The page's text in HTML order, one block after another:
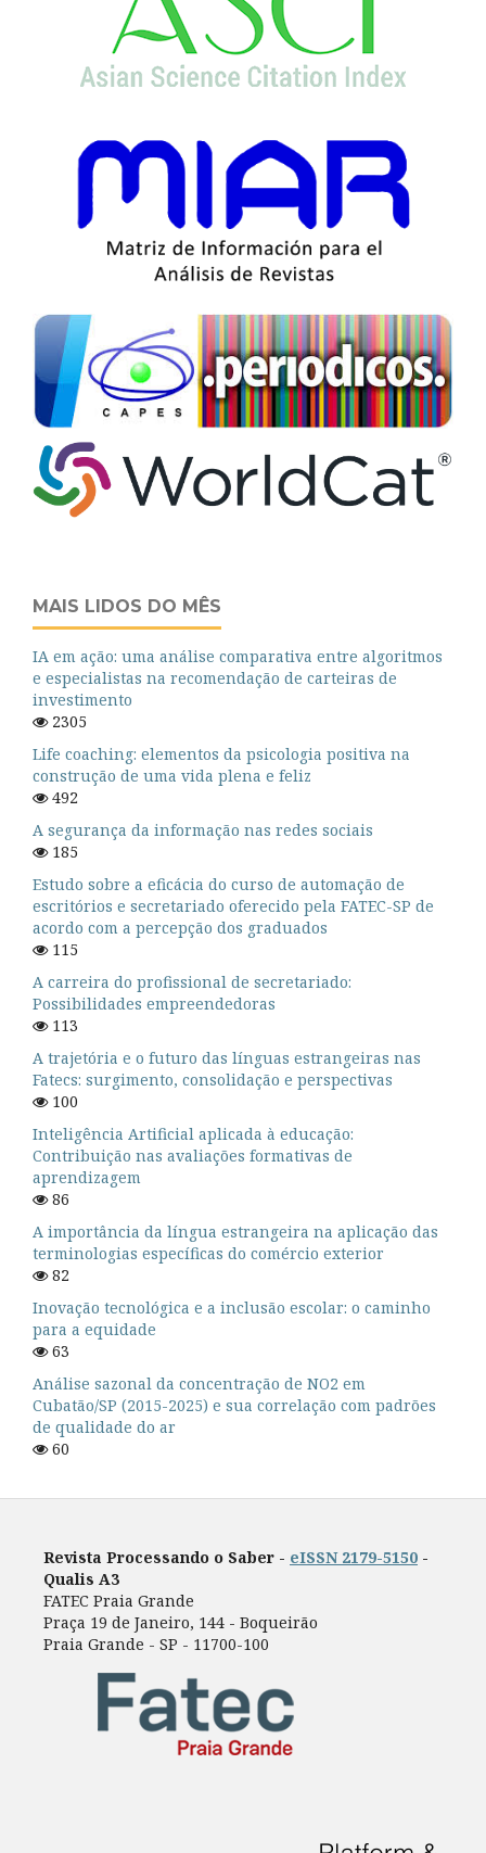
MAIS LIDOS DO MÊS
IA em ação: uma análise comparativa entre algoritmos
e especialistas na recomendação de carteiras de
investimento
2305
Life coaching: elementos da psicologia positiva na
construção de uma vida plena e feliz
492
A segurança da informação nas redes sociais
185
Estudo sobre a eficácia do curso de automação de
escritórios e secretariado oferecido pela FATEC-SP de
acordo com a percepção dos graduados
115
A carreira do profissional de secretariado:
Possibilidades empreendedoras
113
A trajetória e o futuro das línguas estrangeiras nas
Fatecs: surgimento, consolidação e perspectivas
100
Inteligência Artificial aplicada à educação:
Contribuição nas avaliações formativas de
aprendizagem
86
A importância da língua estrangeira na aplicação das
terminologias específicas do comércio exterior
82
Inovação tecnológica e a inclusão escolar: o caminho
para a equidade
63
Análise sazonal da concentração de NO2 em
Cubatão/SP (2015-2025) e sua correlação com padrões
de qualidade do ar
60
Revista Processando o Saber - eISSN 2179-5150 -
Qualis A3
FATEC Praia Grande
Praça 19 de Janeiro, 144 - Boqueirão
Praia Grande - SP - 11700-100